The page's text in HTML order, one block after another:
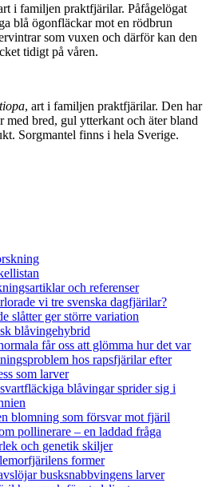
i familjen praktfjärilar. Påfågelögat
blå ögonfläckar mot en rödbrun
som vuxen och därför kan den
tidigt på våren.
, art i familjen praktfjärilar. Den har
med bred, gul ytterkant och äter bland
Sorgmantel finns i hela Sverige.
och referenser
vi tre svenska dagfjärilar?
slåtter ger större variation
blåvingehybrid
får oss att glömma hur det var
hos rapsfjärilar efter
som larver
blåvingar sprider sig i
blomning som försvar mot fjäril
pollinerare – en laddad fråga
och genetik skiljer
former
busksnabbvingens larver